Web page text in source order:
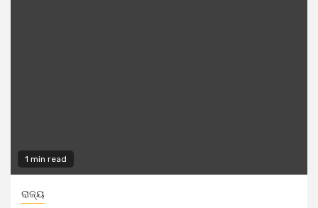
1 min read
ରାଜ୍ୟ